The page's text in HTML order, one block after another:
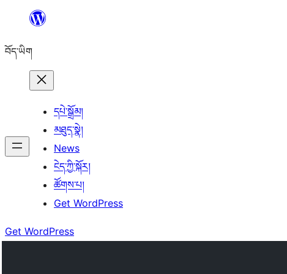
content
བོད་ཡིག
དཔེ་སྒྲོམ།
མཐུད་སྣེ།
News
ངེད་ཀྱི་སྐོར།
ཚོགས་པ།
Get WordPress
Get WordPress